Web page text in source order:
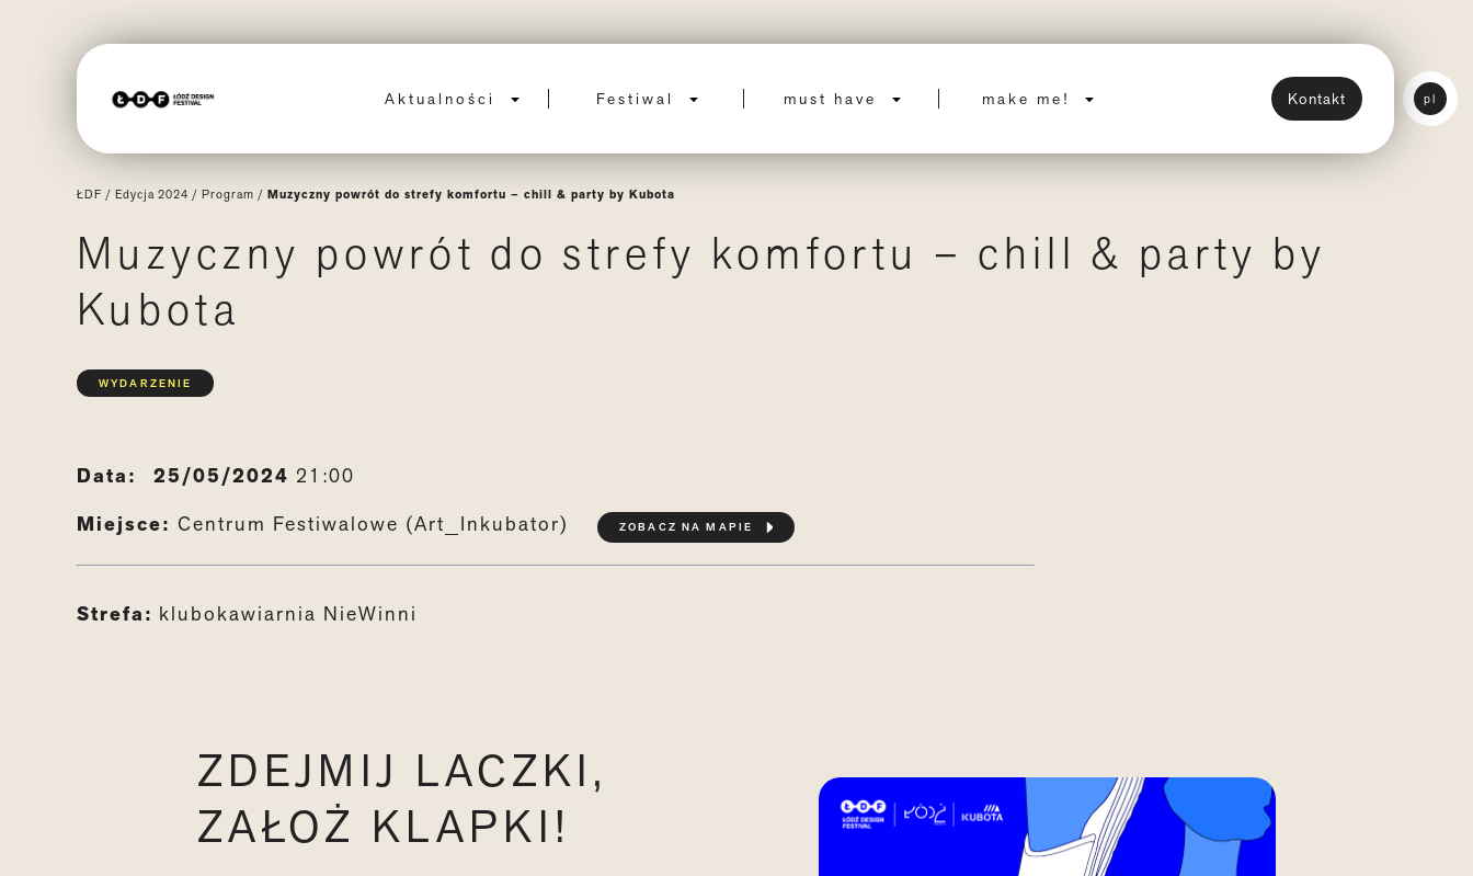
Aktualności Festiwal must have make me! Kontakt pl
ŁDF / Edycja 2024 / Program / Muzyczny powrót do strefy komfortu – chill & party by Kubota
Muzyczny powrót do strefy komfortu – chill & party by
Kubota
WYDARZENIE
Data: 25/05/2024 21:00
Miejsce: Centrum Festiwalowe (Art_Inkubator) ZOBACZ NA MAPIE
Strefa: klubokawiarnia NieWinni
ZDEJMIJ LACZKI,
ZAŁOŻ KLAPKI!